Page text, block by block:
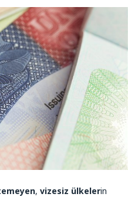
, vizesiz ülkelerin